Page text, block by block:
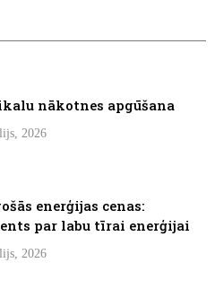
nākotnes apgūšana
2026
enerģijas cenas:
par labu tīrai enerģijai
2026